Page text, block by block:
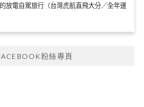
放電自駕旅行（台灣虎航直飛大分／全年運
粉絲專頁